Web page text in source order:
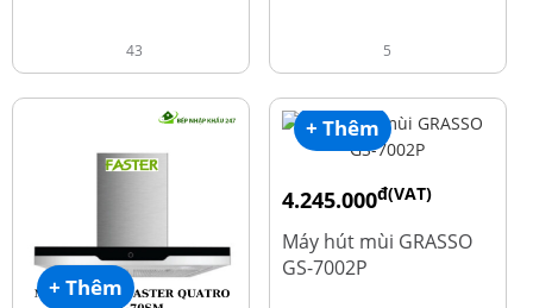
43 5
+ Thêm
+ Thêm
4.245.000đ(VAT)
5.660.000
Máy hút mùi GRASSO
GS-7002P